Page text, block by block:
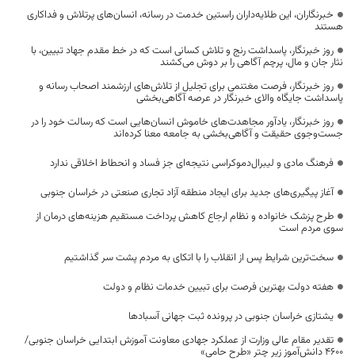
خبرنگاران، این طلایه‌داران راستین خدمت در رسانه، انسان‌های پرتلاش و فداکاری
هستند
روز خبرنگار، پاسداشت رنج و تلاش کسانی است که در خط مقدم جهاد تبیین، با
نثار جان و مال، پرچم آگاهی را بر دوش می‌کشند
روز خبرنگار، فرصت مغتنمی برای تجلیل از تلاش‌های ارزشمند اصحاب رسانه و
پاسداشت جایگاه والای خبرنگار در عرصه آگاهی‌بخشی
روز خبرنگار، یادآور مجاهدت‌های خاموش انسان‌هایی است که رسالت خود را در
جست‌وجوی حقیقت و آگاهی‌بخشی به جامعه معنا کرده‌اند
فرهنگ مادی و لیبرال‌دموکراسی نتیجه‌ای جز فساد و انحطاط اخلاقی ندارد
آغاز پیگیری‌های جدید برای ایجاد منطقه آزاد تجاری صنعتی در خراسان جنوبی
طرح پزشک خانواده و نظام ارجاع کاهش پرداخت مستقیم هزینه‌های درمان از
سوی مردم است
سخت‌ترین شرایط پس از انقلاب را با اتکای به مردم پشت سر گذاشتیم
هفته دولت بهترین فرصت برای تبیین خدمات نظام و دولت
یشتازی خراسان جنوبی در پرونده ثبت جهانی آسبادها
تقدیر مقام عالی وزارت از عملکرد جهادی معاونت آموزش ابتدایی خراسان جنوبی/
۴۶۰۰ دانش‌آموز زیر چتر «طرح حامی»